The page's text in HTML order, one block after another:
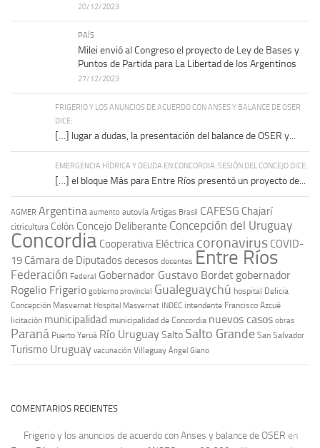
20/12/2023
PAÍS
Milei envió al Congreso el proyecto de Ley de Bases y
Puntos de Partida para La Libertad de los Argentinos
27/12/2023
FRIGERIO Y LOS ANUNCIOS DE ACUERDO CON ANSES Y BALANCE DE OSER
DICE:
[…] lugar a dudas, la presentación del balance de OSER y...
EMERGENCIA HÍDRICA Y DEUDA EN CONCORDIA: SESIÓN DEL CONCEJO DICE:
[…] el bloque Más para Entre Ríos presentó un proyecto de...
AGMER Argentina aumento autovía Artigas Brasil CAFESG Chajarí
citricultura Colón Concejo Deliberante Concepción del Uruguay
Concordia Cooperativa Eléctrica coronavirus COVID-
19 Cámara de Diputadosdecesos docentes Entre Ríos
Federación Federal Gobernador Gustavo Bordet gobernador
Rogelio Frigerio gobierno provincial Gualeguaychú hospital Delicia
Concepción Masvernat Hospital Masvernat INDEC intendente Francisco Azcué
licitación municipalidad municipalidad de Concordia nuevos casos obras
Paraná Puerto Yeruá Río UruguaySalto Salto Grande San Salvador
Turismo Uruguay vacunación Villaguay Ángel Giano
COMENTARIOS RECIENTES
Frigerio y los anuncios de acuerdo con Anses y balance de OSER en